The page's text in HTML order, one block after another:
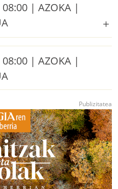
08:00 | AZOKA |
08:00 | AZOKA |